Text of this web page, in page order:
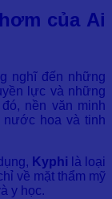
của Ai
nghĩ đến những
lực và những
nền văn minh
nước hoa và tinh
Kyphi là loại
về mặt thẩm mỹ
y học.